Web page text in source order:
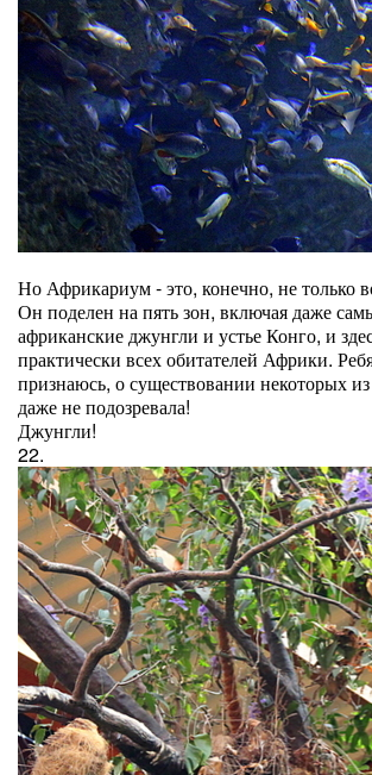
Но Африкариум - это, конечно, не только
Он поделен на пять зон, включая даже
африканские джунгли и устье Конго, и
практически всех обитателей Африки.
признаюсь, о существовании некоторых
даже не подозревала!
Джунгли!
22.